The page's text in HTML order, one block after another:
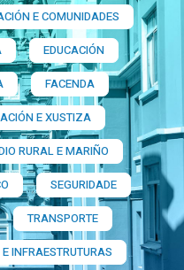
E COMUNIDADES
EDUCACIÓN
FACENDA
E XUSTIZA
RURAL E MARIÑO
SEGURIDADE
TRANSPORTE
INFRAESTRUTURAS